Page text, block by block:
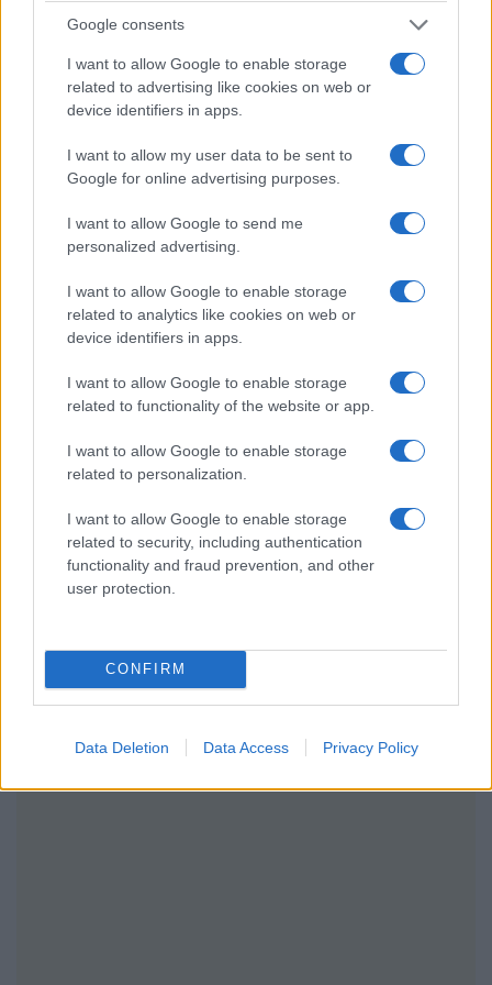
Google consents
I want to allow Google to enable storage
related to advertising like cookies on web or
device identifiers in apps.
I want to allow my user data to be sent to
Google for online advertising purposes.
I want to allow Google to send me
personalized advertising.
I want to allow Google to enable storage
related to analytics like cookies on web or
device identifiers in apps.
I want to allow Google to enable storage
related to functionality of the website or app.
I want to allow Google to enable storage
related to personalization.
I want to allow Google to enable storage
related to security, including authentication
functionality and fraud prevention, and other
user protection.
CONFIRM
Data Deletion Data Access Privacy Policy